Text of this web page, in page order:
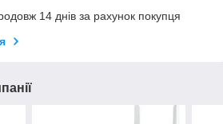
14 днів за рахунок покупця